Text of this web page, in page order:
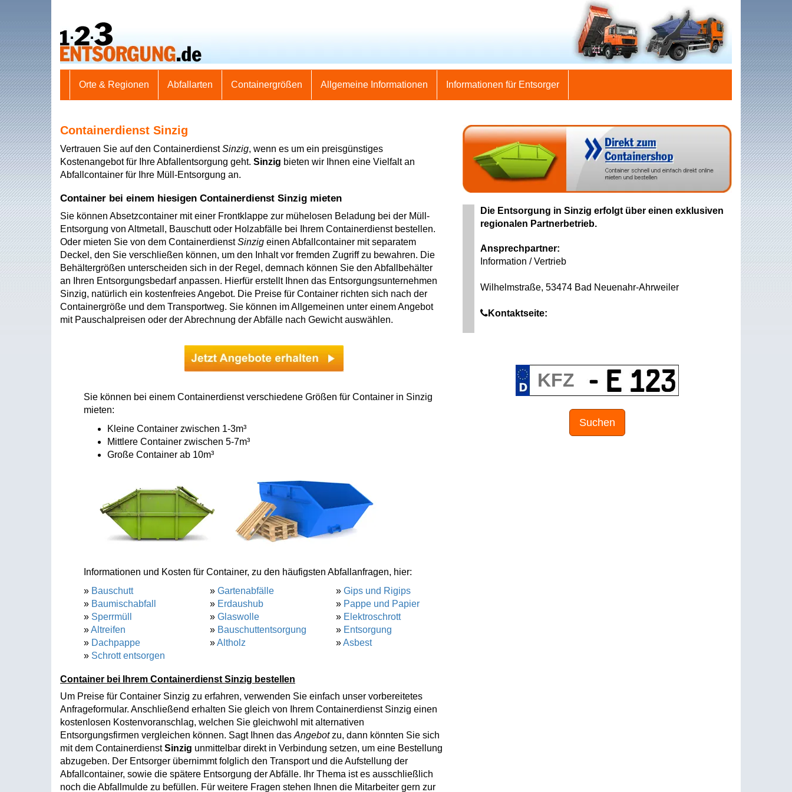
Orte & Regionen Abfallarten Containergrößen Allgemeine Informationen Informationen für Entsorger
Containerdienst Sinzig
Vertrauen Sie auf den ContainerdienstSinzig, wenn es um ein preisgünstiges
Kostenangebot für Ihre Abfallentsorgung geht. Sinzig bieten wir Ihnen eine Vielfalt an
Abfallcontainer für Ihre Müll-Entsorgung an.
Container bei einem hiesigen Containerdienst Sinzig mieten
Sie können Absetzcontainer mit einer Frontklappe zur mühelosen Beladung bei der Müll-
Entsorgung von Altmetall, Bauschutt oder Holzabfälle bei Ihrem Containerdienst bestellen.
Oder mieten Sie von dem ContainerdienstSinzig einen Abfallcontainer mit separatem
Deckel, den Sie verschließen können, um den Inhalt vor fremden Zugriff zu bewahren. Die
Behältergrößen unterscheiden sich in der Regel, demnach können Sie den Abfallbehälter
an Ihren Entsorgungsbedarf anpassen. Hierfür erstellt Ihnen das Entsorgungsunternehmen
Sinzig, natürlich ein kostenfreies Angebot. Die Preise für Container richten sich nach der
Containergröße und dem Transportweg. Sie können im Allgemeinen unter einem Angebot
mit Pauschalpreisen oder der Abrechnung der Abfälle nach Gewicht auswählen.
Sie können bei einem Containerdienst verschiedene Größen für Container in Sinzig
mieten:
Kleine Container zwischen 1-3m³
Mittlere Container zwischen 5-7m³
Große Container ab 10m³
Informationen und Kosten für Container, zu den häufigsten Abfallanfragen, hier:
» Bauschutt
» Baumischabfall
» Sperrmüll
»Altreifen
» Dachpappe
» Schrott entsorgen
»Gartenabfälle
» Erdaushub
»Glaswolle
» Bauschuttentsorgung
»Altholz
»Gips und Rigips
» Pappe und Papier
» Elektroschrott
» Entsorgung
»Asbest
Container bei Ihrem Containerdienst Sinzig bestellen
Um Preise für Container Sinzig zu erfahren, verwenden Sie einfach unser vorbereitetes
Anfrageformular. Anschließend erhalten Sie gleich von Ihrem Containerdienst Sinzig einen
kostenlosen Kostenvoranschlag, welchen Sie gleichwohl mit alternativen
Entsorgungsfirmen vergleichen können. Sagt Ihnen das Angebotzu, dann könnten Sie sich
mit dem ContainerdienstSinzig unmittelbar direkt in Verbindung setzen, um eine Bestellung
abzugeben. Der Entsorger übernimmt folglich den Transport und die Aufstellung der
Abfallcontainer, sowie die spätere Entsorgung der Abfälle. Ihr Thema ist es ausschließlich
noch die Abfallmulde zu befüllen. Für weitere Fragen stehen Ihnen die Mitarbeiter gern zur
Die Entsorgung in Sinzig erfolgt über einen exklusiven
regionalen Partnerbetrieb.
Ansprechpartner:
Information / Vertrieb
Wilhelmstraße, 53474 Bad Neuenahr-Ahrweiler
Kontaktseite:
Suchen